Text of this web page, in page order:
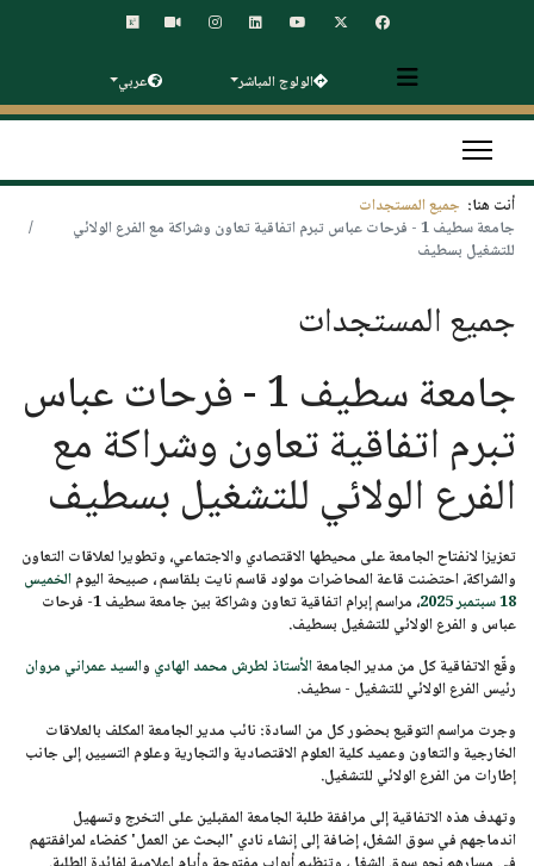
الولوج المباشر عربي
أنت هنا: جميع المستجدات
جامعة سطيف 1 - فرحات عباس تبرم اتفاقية تعاون وشراكة مع الفرع الولائي
للتشغيل بسطيف
جميع المستجدات
جامعة سطيف 1 - فرحات عباس
تبرم اتفاقية تعاون وشراكة مع
الفرع الولائي للتشغيل بسطيف
تعزيزا لانفتاح الجامعة على محيطها الاقتصادي والاجتماعي، وتطويرا لعلاقات التعاون
والشراكة، احتضنت قاعة المحاضرات مولود قاسم نايت بلقاسم ، صبيحة اليومالخميس
18 سبتمبر 2025
، مراسم إبرام اتفاقية تعاون وشراكة بين
جامعة سطيف 1- فرحات
عباس و الفرع الولائي للتشغيل بسطيف.
وقّع الاتفاقية كل من مدير الجامعةالأستاذ لطرش محمد الهادي والسيد عمراني مروان
رئيس الفرع الولائي للتشغيل - سطيف.
وجرت مراسم التوقيع بحضور كل من السادة: نائب مدير الجامعة المكلف بالعلاقات
الخارجية والتعاون وعميد كلية العلوم الاقتصادية والتجارية وعلوم التسيير، إلى جانب
إطارات من الفرع الولائي للتشغيل.
وتهدف هذه الاتفاقية إلى مرافقة طلبة الجامعة المقبلين على التخرج وتسهيل
اندماجهم في سوق الشغل، إضافة إلى إنشاء نادي 'البحث عن العمل'كفضاء لمرافقتهم